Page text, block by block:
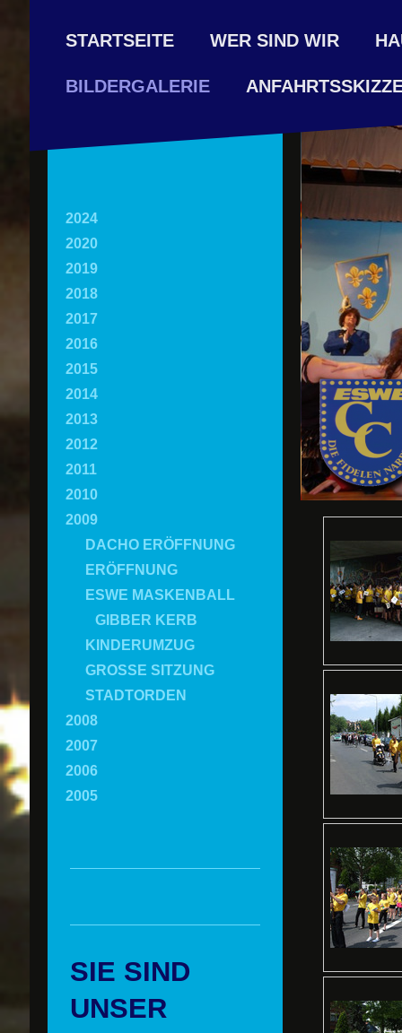
STARTSEITE WER SIND WIR
BILDERGALERIE
2024
2020
2019
2018
2017
2016
2015
2014
2013
2012
2011
2010
2009
DACHO ERÖFFNUNG
ERÖFFNUNG
ESWE MASKENBALL
GIBBER KERB
KINDERUMZUG
GROSSE SITZUNG
STADTORDEN
2008
2007
2006
2005
SIE SIND
UNSER